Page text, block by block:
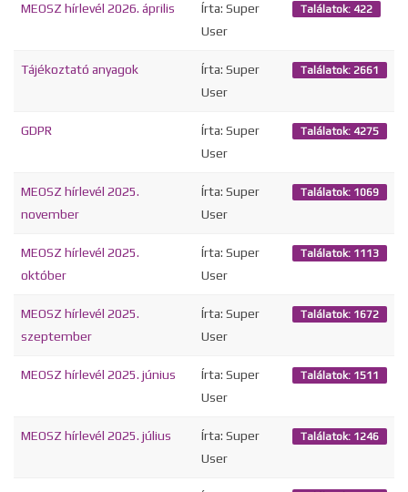
MEOSZ hírlevél 2026. április
Írta: Super
User
Találatok: 422
Tájékoztató anyagok
Írta: Super
User
Találatok: 2661
GDPR
Írta: Super
User
Találatok: 4275
MEOSZ hírlevél 2025.
november
Írta: Super
User
Találatok: 1069
MEOSZ hírlevél 2025.
október
Írta: Super
User
Találatok: 1113
MEOSZ hírlevél 2025.
szeptember
Írta: Super
User
Találatok: 1672
MEOSZ hírlevél 2025. június
Írta: Super
User
Találatok: 1511
MEOSZ hírlevél 2025. július
Írta: Super
User
Találatok: 1246